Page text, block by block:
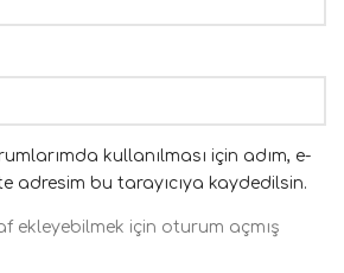
kullanılması için adım, e-
adresim bu tarayıcıya kaydedilsin.
ekleyebilmek için oturum açmış